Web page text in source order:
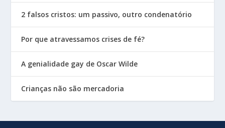
2 falsos cristos: um passivo, outro condenatório
Por que atravessamos crises de fé?
A genialidade gay de Oscar Wilde
Crianças não são mercadoria